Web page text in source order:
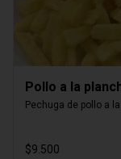
Pollo a la
Pechuga de pollo a
$9.500